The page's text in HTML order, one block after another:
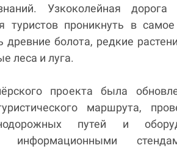
Узкоколейная
туристов проникнуть в
древние болота, редкие
леса и луга.
проекта была
маршрута,
путей и
информационными